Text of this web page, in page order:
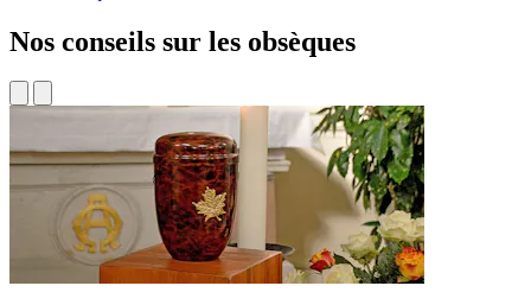
Nos conseils sur les obsèques